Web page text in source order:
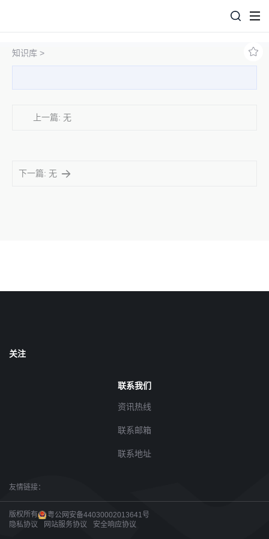
知识库 >
上一篇: 无
下一篇: 无
关注
联系我们
资讯热线
联系邮箱
联系地址
友情链接：
版权所有
粤公网安备44030002013641号
隐私协议
网站服务协议 安全响应协议